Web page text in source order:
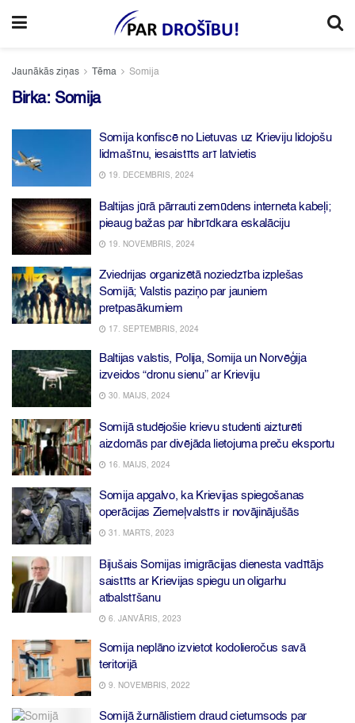
Jaunākās ziņas Tēma Somija
Birka: Somija
Somija konfiscē no Lietuvas uz Krieviju lidojošu
lidmašīnu, iesaistīts arī latvietis
19. DECEMBRIS, 2024
Baltijas jūrā pārrauti zemūdens interneta kabeļi;
pieaug bažas par hibrīdkara eskalāciju
19. NOVEMBRIS, 2024
Zviedrijas organizētā noziedzība izplešas
Somijā; Valstis paziņo par jauniem
pretpasākumiem
17. SEPTEMBRIS, 2024
Baltijas valstis, Polija, Somija un Norvēģija
izveidos “dronu sienu” ar Krieviju
30. MAIJS, 2024
Somijā studējošie krievu studenti aizturēti
aizdomās par divējāda lietojuma preču eksportu
16. MAIJS, 2024
Somija apgalvo, ka Krievijas spiegošanas
operācijas Ziemeļvalstīs ir novājinājušās
31. MARTS, 2023
Bijušais Somijas imigrācijas dienesta vadītājs
saistīts ar Krievijas spiegu un oligarhu
atbalstīšanu
6. JANVĀRIS, 2023
Somija neplāno izvietot kodolieročus savā
teritorijā
9. NOVEMBRIS, 2022
Somijā žurnālistiem draud cietumsods par